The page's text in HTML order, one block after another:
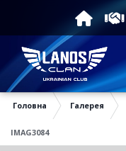
Головна Галерея
IMAG3084